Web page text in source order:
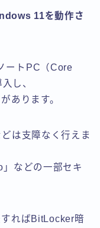
11を動作さ
ートPC（Core
し、
あります。
は支障なく行えま
などの一部セキ
ればBitLocker暗